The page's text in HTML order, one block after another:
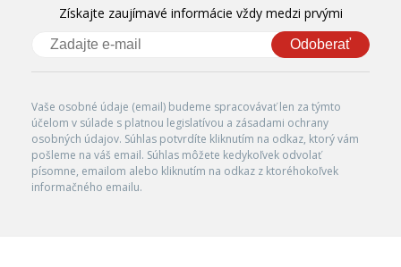
Získajte zaujímavé informácie vždy medzi prvými
Odoberať
Vaše osobné údaje (email) budeme spracovávať len za týmto
účelom v súlade s platnou legislatívou a zásadami ochrany
osobných údajov. Súhlas potvrdíte kliknutím na odkaz, ktorý vám
pošleme na váš email. Súhlas môžete kedykoľvek odvolať
písomne, emailom alebo kliknutím na odkaz z ktoréhokoľvek
informačného emailu.